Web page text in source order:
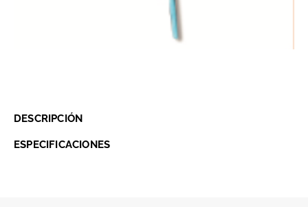
DESCRIPCIÓN
ESPECIFICACIONES